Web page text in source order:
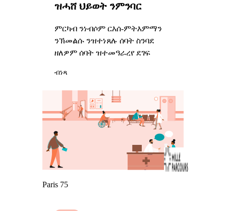
ዝሓሸ ህይወት ንምንባር
ምርካብ ንነብሶም ርእሰ-ምትእምማን
ንኽመልሱ ንዝተነጸሉ ሰባት ስንባደ
ዘለዎም ሰባት ዝተመዓራረየ ደገፍ
ብነጻ
Paris 75